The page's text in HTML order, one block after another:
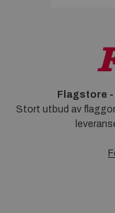
Flagstore
Stort utbud av